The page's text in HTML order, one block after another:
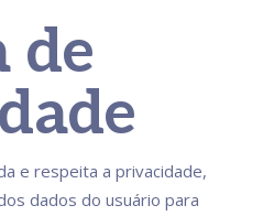
de
e respeita a privacidade,
dados do usuário para